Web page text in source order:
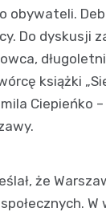
obywateli.
Do dyskusji
książki
Ciepieńko
że